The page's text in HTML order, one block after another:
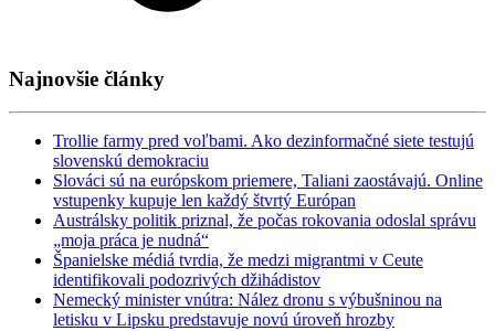
Najnovšie články
Trollie farmy pred voľbami. Ako dezinformačné siete testujú
slovenskú demokraciu
Slováci sú na európskom priemere, Taliani zaostávajú. Online
vstupenky kupuje len každý štvrtý Európan
Austrálsky politik priznal, že počas rokovania odoslal správu
„moja práca je nudná“
Španielske médiá tvrdia, že medzi migrantmi v Ceute
identifikovali podozrivých džihádistov
Nemecký minister vnútra: Nález dronu s výbušninou na
letisku v Lipsku predstavuje novú úroveň hrozby